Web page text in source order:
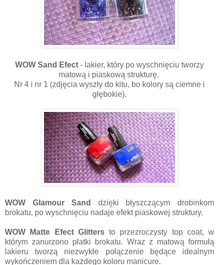
WOW Sand Efect - lakier, który po wyschnięciu tworzy
matową i piaskową strukturę.
Nr 4 i nr 1 (zdjęcia wyszły do kitu, bo kolory są ciemne i
głębokie).
WOW Glamour Sand
dzięki błyszczącym drobinkom
brokatu, po wyschnięciu nadaje efekt piaskowej struktury.
WOW Matte Efect Glitters to przezroczysty top coat, w
którym zanurzono płatki brokatu. Wraz z matową formułą
lakieru tworzą niezwykłe połączenie będące idealnym
wykończeniem dla każdego koloru manicure.